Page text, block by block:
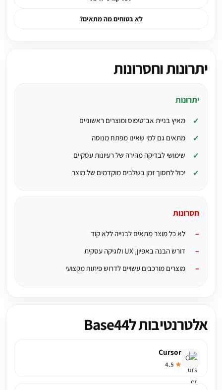
לא בטוחים מה מתאים?
יתרונות וחסרונות
יתרונות
מאיץ בניית אב־טיפוס ומוצרים ראשוניים
מתאים גם למי שאינו מפתח מנוסה
שימושי לבדיקה מהירה של רעיונות עסקיים
יכול לחסוך זמן בשלבים מוקדמים של מוצר
חסרונות
לא כל מוצר מתאים לבנייה ללא קוד
דורש הבנה באפיון, UX ולוגיקה עסקית
מוצרים מורכבים עשויים לדרוש פיתוח מקצועי
אלטרנטיבות לBase44
Cursor
★